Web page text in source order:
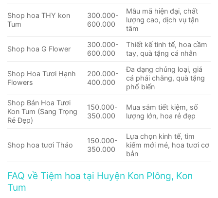
Shop hoa THY kon
Tum
300.000-
600.000
Mẫu mã hiện đại, chất
lượng cao, dịch vụ tận
tâm
Shop hoa G Flower
300.000-
600.000
Thiết kế tinh tế, hoa cầm
tay, quà tặng cá nhân
Shop Hoa Tươi Hạnh
Flowers
200.000-
400.000
Đa dạng chủng loại, giá
cả phải chăng, quà tặng
phổ biến
Shop Bán Hoa Tươi
Kon Tum (Sang Trọng
Rẻ Đẹp)
150.000-
350.000
Mua sắm tiết kiệm, số
lượng lớn, hoa rẻ đẹp
Shop hoa tươi Thảo
150.000-
350.000
Lựa chọn kinh tế, tìm
kiếm mới mẻ, hoa tươi cơ
bản
FAQ về Tiệm hoa tại Huyện Kon Plông, Kon
Tum